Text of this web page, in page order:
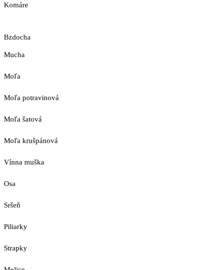
Komáre
Bzdocha
Mucha
Moľa
Moľa potravinová
Moľa šatová
Moľa krušpánová
Vínna muška
Osa
Sršeň
Piliarky
Strapky